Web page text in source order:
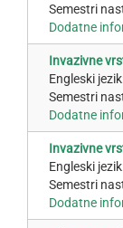
Semestri
Dodatne
Invazivne
Engleski
Semestri
Dodatne
Invazivne
Engleski
Semestri
Dodatne